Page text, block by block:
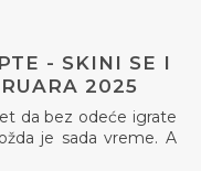
- SKINI SE I
2025
da bez odeće igrate
je sada vreme. A